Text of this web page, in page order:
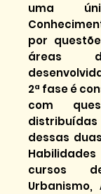
uma
por
áreas
2ª fase é
com
dessas
cursos